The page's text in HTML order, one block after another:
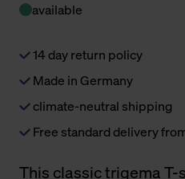
available
14 day return policy
Made in Germany
climate-neutral shipping
Free standard delivery
This classic trigema